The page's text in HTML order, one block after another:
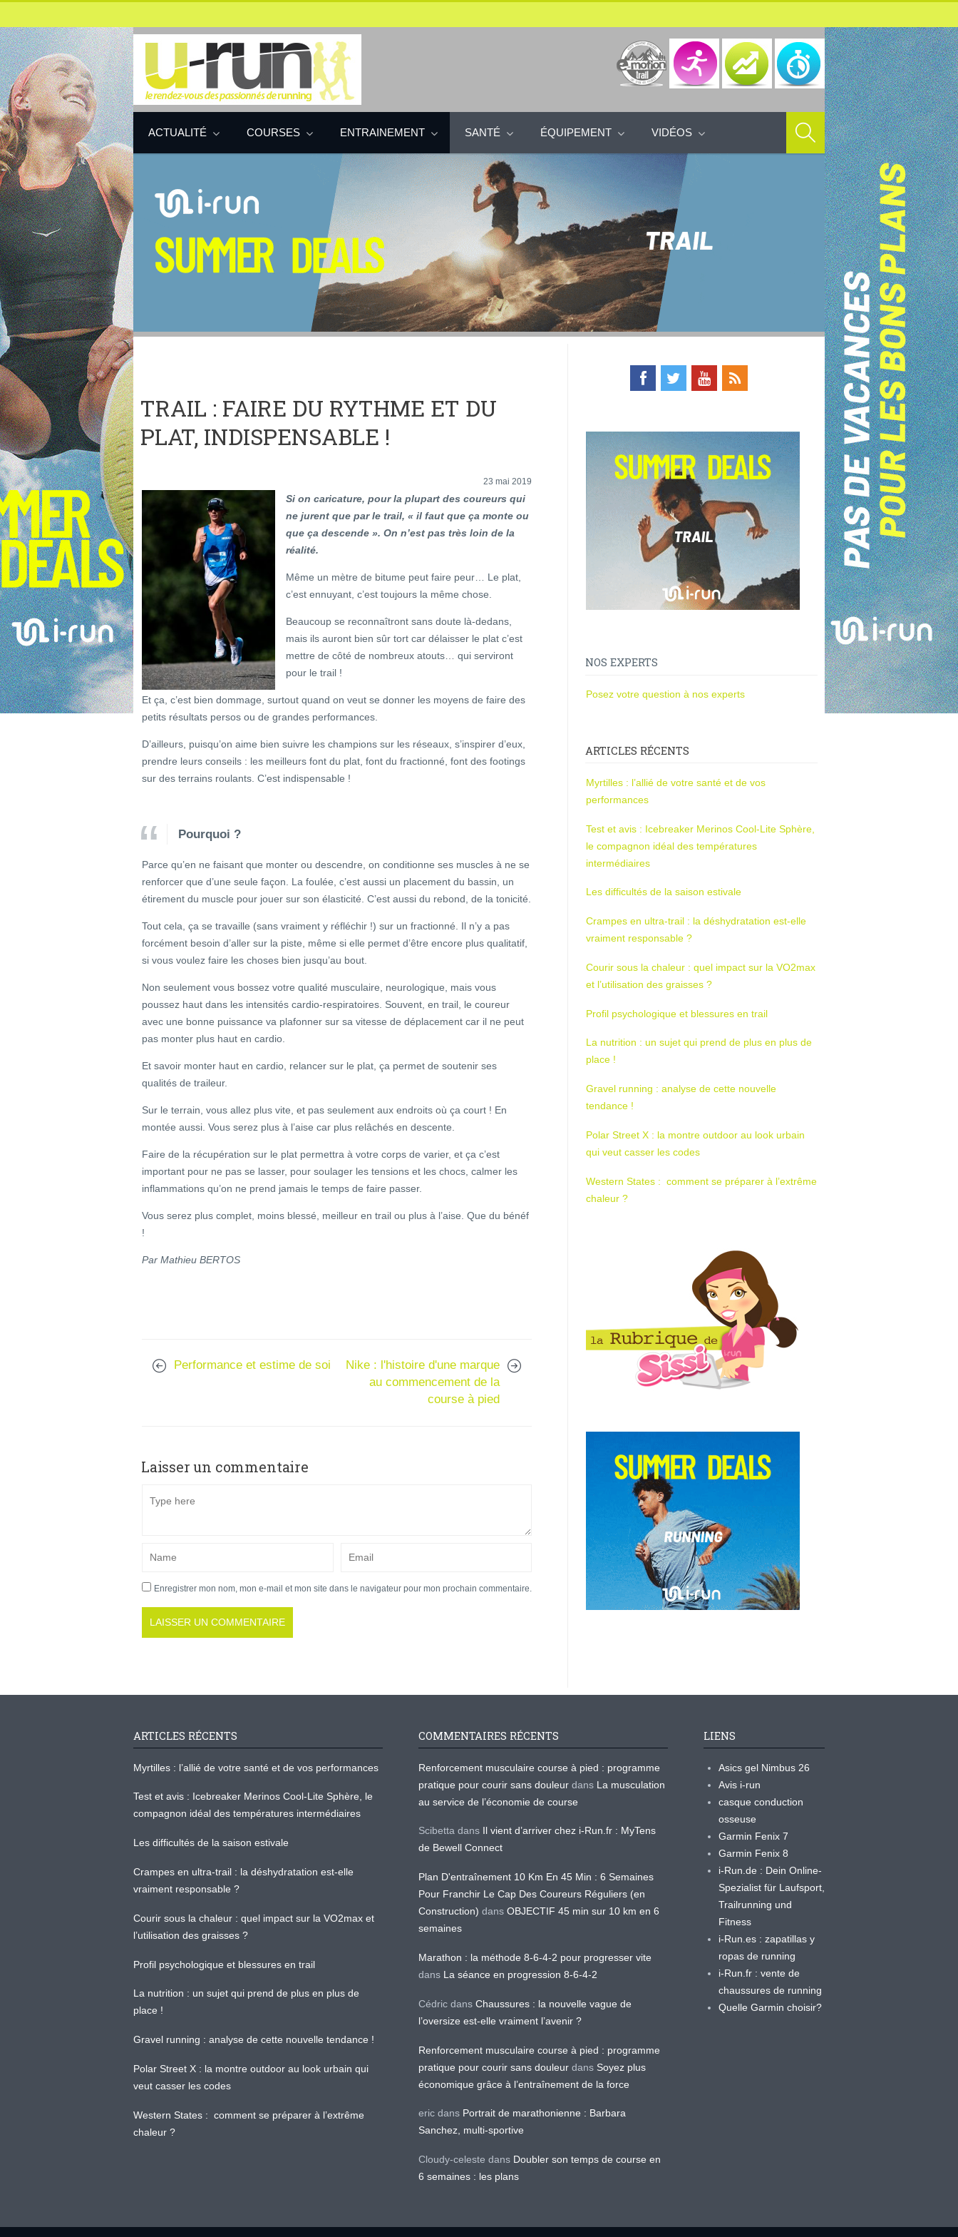
ACTUALITÉ COURSES ENTRAINEMENT SANTÉ ÉQUIPEMENT VIDÉOS
TRAIL : FAIRE DU RYTHME ET DU
PLAT, INDISPENSABLE !
23 mai 2019
Si on caricature, pour la plupart des coureurs qui
ne jurent que par le trail, « il faut que ça monte ou
que ça descende ». On n’est pas très loin de la
réalité.
Même un mètre de bitume peut faire peur… Le plat,
c’est ennuyant, c’est toujours la même chose.
Beaucoup se reconnaîtront sans doute là-dedans,
mais ils auront bien sûr tort car délaisser le plat c’est
mettre de côté de nombreux atouts… qui serviront
pour le trail !
Et ça, c’est bien dommage, surtout quand on veut se donner les moyens de faire des
petits résultats persos ou de grandes performances.
D’ailleurs, puisqu’on aime bien suivre les champions sur les réseaux, s’inspirer d’eux,
prendre leurs conseils : les meilleurs font du plat, font du fractionné, font des footings
sur des terrains roulants. C’est indispensable !
Pourquoi ?
Parce qu’en ne faisant que monter ou descendre, on conditionne ses muscles à ne se
renforcer que d’une seule façon. La foulée, c’est aussi un placement du bassin, un
étirement du muscle pour jouer sur son élasticité. C’est aussi du rebond, de la tonicité.
Tout cela, ça se travaille (sans vraiment y réfléchir !) sur un fractionné. Il n’y a pas
forcément besoin d’aller sur la piste, même si elle permet d’être encore plus qualitatif,
si vous voulez faire les choses bien jusqu’au bout.
Non seulement vous bossez votre qualité musculaire, neurologique, mais vous
poussez haut dans les intensités cardio-respiratoires. Souvent, en trail, le coureur
avec une bonne puissance va plafonner sur sa vitesse de déplacement car il ne peut
pas monter plus haut en cardio.
Et savoir monter haut en cardio, relancer sur le plat, ça permet de soutenir ses
qualités de traileur.
Sur le terrain, vous allez plus vite, et pas seulement aux endroits où ça court ! En
montée aussi. Vous serez plus à l’aise car plus relâchés en descente.
Faire de la récupération sur le plat permettra à votre corps de varier, et ça c’est
important pour ne pas se lasser, pour soulager les tensions et les chocs, calmer les
inflammations qu’on ne prend jamais le temps de faire passer.
Vous serez plus complet, moins blessé, meilleur en trail ou plus à l’aise. Que du bénéf
!
Par Mathieu BERTOS
Performance et estime de soi
Nike : l'histoire d'une marque
au commencement de la
course à pied
Laisser un commentaire
Enregistrer mon nom, mon e-mail et mon site dans le navigateur pour mon prochain commentaire.
NOS EXPERTS
Posez votre question à nos experts
ARTICLES RÉCENTS
Myrtilles : l’allié de votre santé et de vos
performances
Test et avis : Icebreaker Merinos Cool-Lite Sphère,
le compagnon idéal des températures
intermédiaires
Les difficultés de la saison estivale
Crampes en ultra-trail : la déshydratation est-elle
vraiment responsable ?
Courir sous la chaleur : quel impact sur la VO2max
et l’utilisation des graisses ?
Profil psychologique et blessures en trail
La nutrition : un sujet qui prend de plus en plus de
place !
Gravel running : analyse de cette nouvelle
tendance !
Polar Street X : la montre outdoor au look urbain
qui veut casser les codes
Western States : comment se préparer à l’extrême
chaleur ?
ARTICLES RÉCENTS
Myrtilles : l’allié de votre santé et de vos performances
Test et avis : Icebreaker Merinos Cool-Lite Sphère, le
compagnon idéal des températures intermédiaires
Les difficultés de la saison estivale
Crampes en ultra-trail : la déshydratation est-elle
vraiment responsable ?
Courir sous la chaleur : quel impact sur la VO2max et
l’utilisation des graisses ?
Profil psychologique et blessures en trail
La nutrition : un sujet qui prend de plus en plus de
place !
Gravel running : analyse de cette nouvelle tendance !
Polar Street X : la montre outdoor au look urbain qui
veut casser les codes
Western States : comment se préparer à l’extrême
chaleur ?
COMMENTAIRES RÉCENTS
Renforcement musculaire course à pied : programme
pratique pour courir sans douleur dans La musculation
au service de l’économie de course
Scibetta dans Il vient d’arriver chez i-Run.fr : MyTens
de Bewell Connect
Plan D'entraînement 10 Km En 45 Min : 6 Semaines
Pour Franchir Le Cap Des Coureurs Réguliers (en
Construction) dans OBJECTIF 45 min sur 10 km en 6
semaines
Marathon : la méthode 8-6-4-2 pour progresser vite
dans La séance en progression 8-6-4-2
Cédric dans Chaussures : la nouvelle vague de
l’oversize est-elle vraiment l’avenir ?
Renforcement musculaire course à pied : programme
pratique pour courir sans douleur dans Soyez plus
économique grâce à l’entraînement de la force
eric dans Portrait de marathonienne : Barbara
Sanchez, multi-sportive
Cloudy-celeste dans Doubler son temps de course en
6 semaines : les plans
LIENS
Asics gel Nimbus 26
Avis i-run
casque conduction
osseuse
Garmin Fenix 7
Garmin Fenix 8
i-Run.de : Dein Online-
Spezialist für Laufsport,
Trailrunning und
Fitness
i-Run.es : zapatillas y
ropas de running
i-Run.fr : vente de
chaussures de running
Quelle Garmin choisir?